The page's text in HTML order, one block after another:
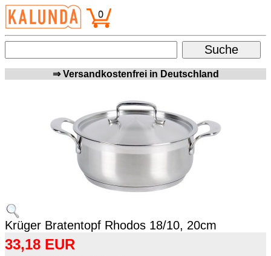
⇒ Versandkostenfrei in Deutschland
Krüger Bratentopf Rhodos 18/10, 20cm
33,18 EUR